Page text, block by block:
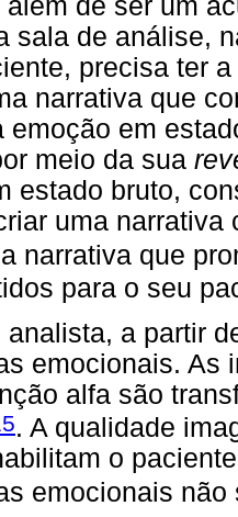
além de ser um
sala de análise,
precisa ter
narrativa que
emoção em
meio da sua
estado bruto,
uma
narrativa que
para o seu
analista, a partir
emocionais. As
alfa são
. A qualidade
o
emocionais não